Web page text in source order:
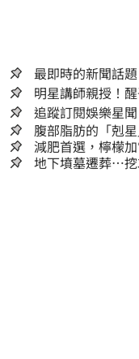
最即時的新聞話
明星講師親授！
追蹤訂閱娛樂星
腹部脂肪的「剋
囊，瘦出小蠻腰
減肥首選，檸檬
人生
地下墳墓遷葬…挖